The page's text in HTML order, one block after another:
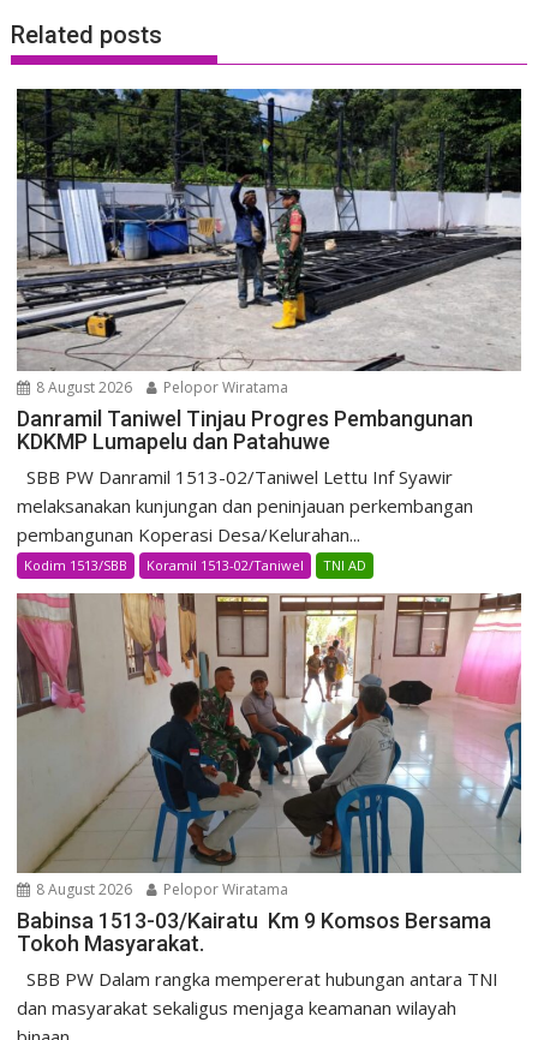
Related posts
8 August 2026 Pelopor Wiratama
Danramil Taniwel Tinjau Progres Pembangunan
KDKMP Lumapelu dan Patahuwe
SBB PW Danramil 1513-02/Taniwel Lettu Inf Syawir
melaksanakan kunjungan dan peninjauan perkembangan
pembangunan Koperasi Desa/Kelurahan...
Kodim 1513/SBB Koramil 1513-02/Taniwel TNI AD
8 August 2026 Pelopor Wiratama
Babinsa 1513-03/Kairatu Km 9 Komsos Bersama
Tokoh Masyarakat.
SBB PW Dalam rangka mempererat hubungan antara TNI
dan masyarakat sekaligus menjaga keamanan wilayah